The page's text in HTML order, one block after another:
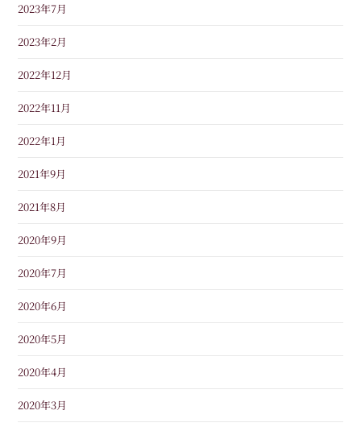
2023年7月
2023年2月
2022年12月
2022年11月
2022年1月
2021年9月
2021年8月
2020年9月
2020年7月
2020年6月
2020年5月
2020年4月
2020年3月